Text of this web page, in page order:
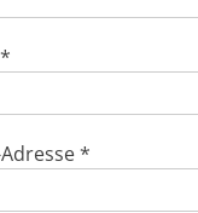
*
*